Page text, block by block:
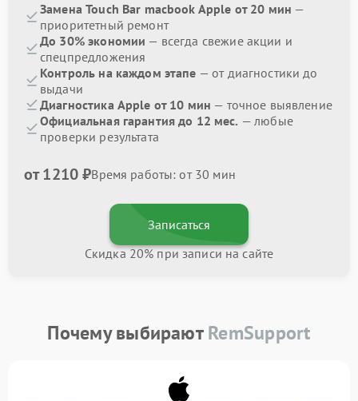
Замена Touch Bar macbook Apple от 20 мин —
приоритетный ремонт
До 30% экономии — всегда свежие акции и
спецпредложения
Контроль на каждом этапе — от диагностики до
выдачи
Диагностика Apple от 10 мин — точное выявление
Официальная гарантия до 12 мес. — любые
проверки результата
от 1210 ₽Время работы: от 30 мин
Записаться
Скидка 20% при записи на сайте
Почему выбираютRemSupport